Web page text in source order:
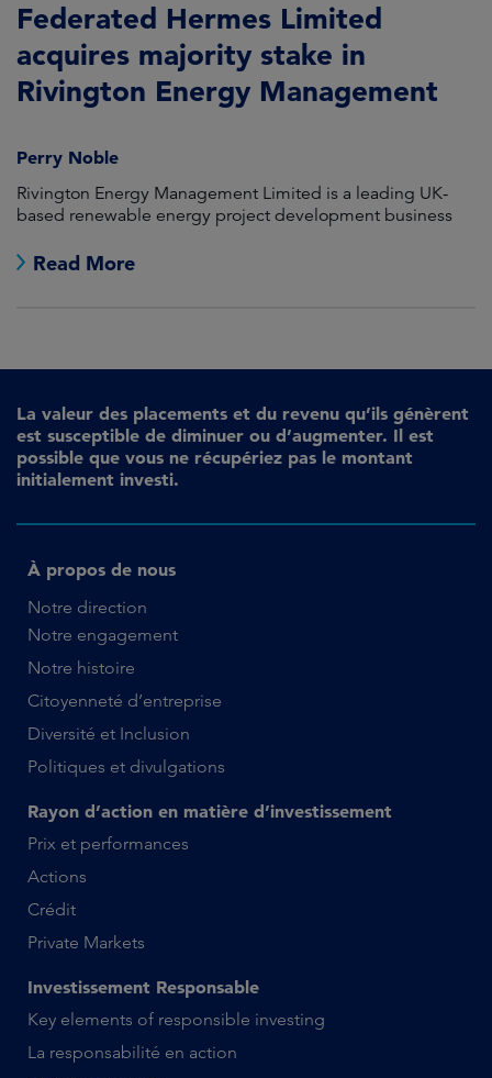
Federated Hermes Limited
acquires majority stake in
Rivington Energy Management
Perry Noble
Rivington Energy Management Limited is a leading UK-
based renewable energy project development business
Read More
La valeur des placements et du revenu qu’ils génèrent
est susceptible de diminuer ou d’augmenter. Il est
possible que vous ne récupériez pas le montant
initialement investi.
À propos de nous
Notre direction
Notre engagement
Notre histoire
Citoyenneté d’entreprise
Diversité et Inclusion
Politiques et divulgations
Rayon d’action en matière d’investissement
Prix et performances
Actions
Crédit
Private Markets
Investissement Responsable
Key elements of responsible investing
La responsabilité en action